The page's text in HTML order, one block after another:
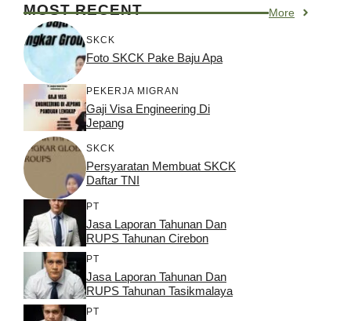
MOST RECENT More
SKCK
Foto SKCK Pake Baju Apa
PEKERJA MIGRAN
Gaji Visa Engineering Di
Jepang
SKCK
Persyaratan Membuat SKCK
Daftar TNI
PT
Jasa Laporan Tahunan Dan
RUPS Tahunan Cirebon
PT
Jasa Laporan Tahunan Dan
RUPS Tahunan Tasikmalaya
PT